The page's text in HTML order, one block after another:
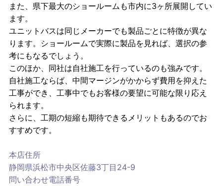
また、県下最大のショールームも市内に3ヶ所展開してい
ます。
ユニットバスは同じメーカーでも製品ごとに特徴が異な
ります。
ショールームで実際に製品を見れば、選択の参
考にもなるでしょう。
このほか、同社は自社施工を行っているのも強みです。
自社施工ならば、中間マージンがかからず費用を抑えた
工事ができ、工事中でもお客様の要望に可能な限り応え
られます。
さらに、工期の短縮も期待できるメリットもあるのでお
すすめです。
本店住所
静岡県浜松市中央区佐藤3丁目24-9
問い合わせ電話番号